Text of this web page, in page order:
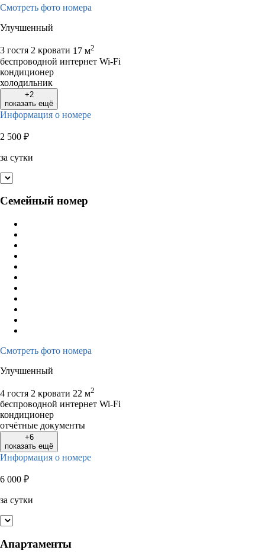
Смотреть фото номера
Улучшенный
3 гостя 2 кровати 17 м2
беспроводной интернет Wi-Fi
кондиционер
холодильник
+2
показать ещё
Информация о номере
2 500 ₽
за сутки
Семейный номер
Смотреть фото номера
Улучшенный
4 гостя 2 кровати 22 м2
беспроводной интернет Wi-Fi
кондиционер
отчётные документы
+6
показать ещё
Информация о номере
6 000 ₽
за сутки
Апартаменты